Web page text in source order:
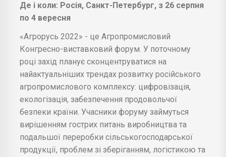
Де і коли: Росія, Санкт-Петербург, з 26 серпня
по 4 вересня
«Агрорусь 2022» - це Агропромисловий
Конгресно-виставковий форум. У поточному
році захід планує сконцентруватися на
найактуальніших трендах розвитку російського
агропромислового комплексу: цифровізація,
екологізація, забезпечення продовольчої
безпеки країни. Учасники форуму займуться
вирішенням гострих питань виробництва та
подальшої переробки сільськогосподарської
продукції, проблем зі зберіганням, логістикою та